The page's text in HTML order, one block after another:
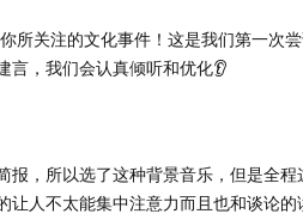
所关注的文化事件！这是我们第一次
言，我们会认真倾听和优化👂
报，所以选了这种背景音乐，但是全程
让人不太能集中注意力而且也和谈论的